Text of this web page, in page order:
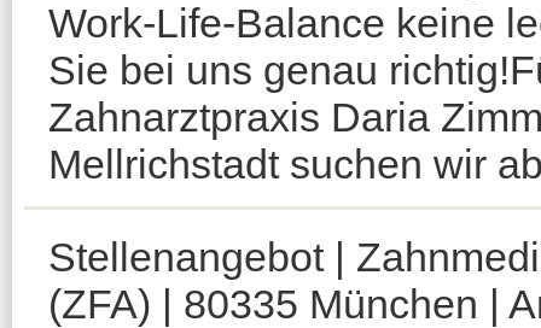
Work-Life-Balance keine
Sie bei uns genau
Zahnarztpraxis Daria
Mellrichstadt suchen wir
Stellenangebot |
(ZFA) | 80335 München |